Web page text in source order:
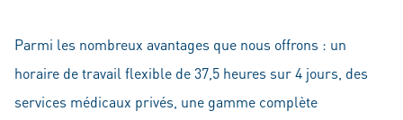
Parmi les nombreux avantages que nous offrons : un
horaire de travail flexible de 37,5 heures sur 4 jours, des
services médicaux privés, une gamme complète